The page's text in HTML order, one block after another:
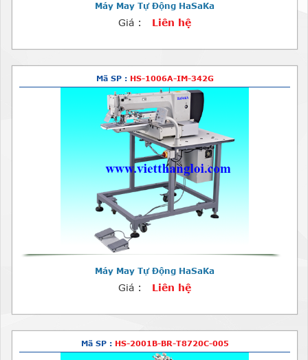
Máy May Tự Động HaSaKa
Giá : Liên hệ
Mã SP : HS-1006A-IM-342G
Máy May Tự Động HaSaKa
Giá : Liên hệ
Mã SP : HS-2001B-BR-T8720C-005